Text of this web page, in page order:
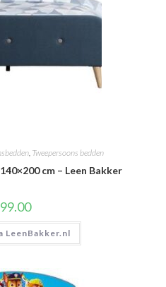
, Tweepersoons bedden
cm – Leen Bakker
LeenBakker.nl